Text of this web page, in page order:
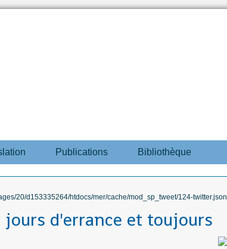
Publications Bibliothèque
20/d153335264/htdocs/mer/cache/mod_sp_tweet/124-twitter.json
d'errance et toujours